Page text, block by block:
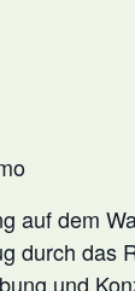
auf dem
durch das
und